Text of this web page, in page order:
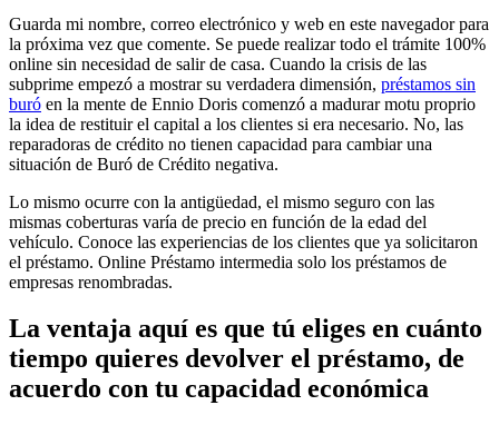
Guarda mi nombre, correo electrónico y web en este navegador para
la próxima vez que comente. Se puede realizar todo el trámite 100%
online sin necesidad de salir de casa. Cuando la crisis de las
subprime empezó a mostrar su verdadera dimensión, préstamos sin
buró en la mente de Ennio Doris comenzó a madurar motu proprio
la idea de restituir el capital a los clientes si era necesario. No, las
reparadoras de crédito no tienen capacidad para cambiar una
situación de Buró de Crédito negativa.
Lo mismo ocurre con la antigüedad, el mismo seguro con las
mismas coberturas varía de precio en función de la edad del
vehículo. Conoce las experiencias de los clientes que ya solicitaron
el préstamo. Online Préstamo intermedia solo los préstamos de
empresas renombradas.
La ventaja aquí es que tú eliges en cuánto
tiempo quieres devolver el préstamo, de
acuerdo con tu capacidad económica